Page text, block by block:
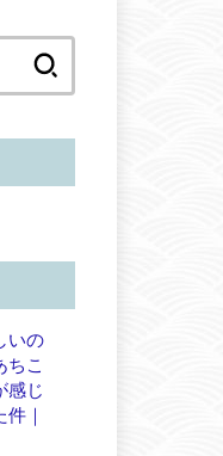
いの
ちこ
感じ
｜